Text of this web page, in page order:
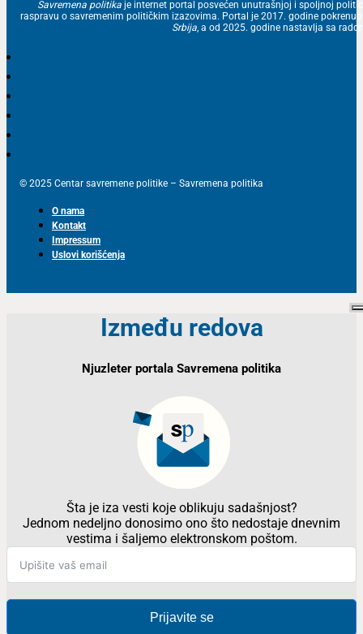
Savremena politika je internet portal posvećen unutrašnjoj i spoljnoj
raspravu o savremenim političkim izazovima. Portal je 2017. godine
Srbija, a od 2025. godine nastavlja sa
© 2025 Centar savremene politike – Savremena politika
O nama
Kontakt
Impressum
Uslovi korišćenja
Između redova
Njuzleter portala Savremena politika
Šta je iza vesti koje oblikuju sadašnjost?
Jednom nedeljno donosimo ono što nedostaje dnevnim
vestima i šaljemo elektronskom poštom.
Prijavite se